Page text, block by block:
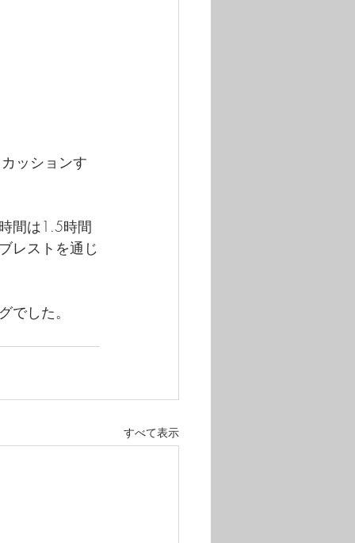
ッションす
間は1.5時間
レストを通じ
した。
すべて表示